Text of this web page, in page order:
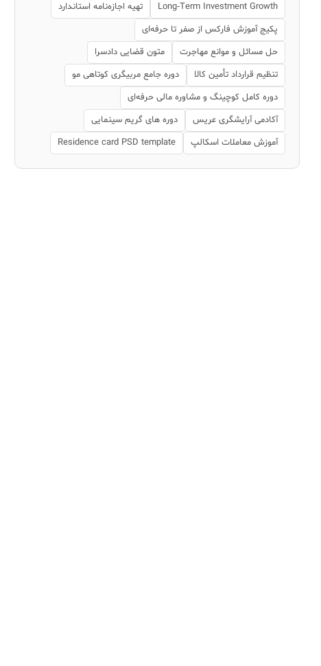
Long‑Term Investment Growth
تهیه اجازه‌نامه استاندارد
پکیج آموزش فارکس از صفر تا حرفه‌ای
حل مسائل و موانع مهاجرت
متون قضایی دادسرا
تنظیم قرارداد تأمین کالا
دوره جامع مربیگری کوتاهی مو
دوره کامل کوچینگ و مشاوره مالی حرفه‌ای
آکادمی آرایشگری عریس
دوره های گریم سینمایی
آموزش معاملات اسکالپ
Residence card PSD template